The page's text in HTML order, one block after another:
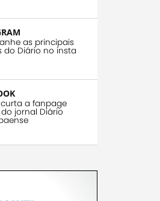
as principais
do Diário no insta
curta a fanpage
jornal Diário